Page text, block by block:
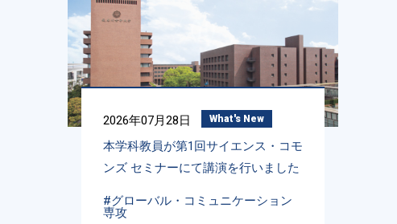
2026年07月28日 What's New
本学科教員が第1回サイエンス・コモ
ンズ セミナーにて講演を行いました
#グローバル・コミュニケーション
専攻